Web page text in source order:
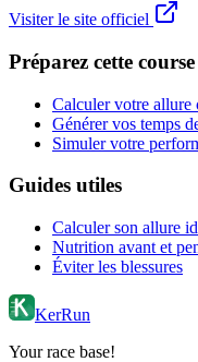
Visiter le site officiel
Préparez cette course
Calculer votre allure
Générer vos temps
Simuler votre
Guides utiles
Calculer son allure
Nutrition avant et
Éviter les blessures
KerRun
Your race base!